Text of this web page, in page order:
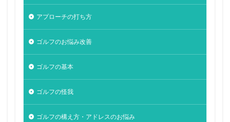
アプローチの打ち方
ゴルフのお悩み改善
ゴルフの基本
ゴルフの怪我
ゴルフの構え方・アドレスのお悩み